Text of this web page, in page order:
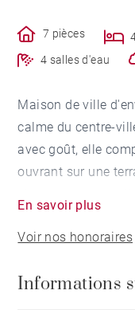
7 pièces
4 salles d'eau
Maison de ville
calme du centre-
avec goût, elle
ouvrant sur une
avec étage
salle de douche.
En savoir plus
Voir nos honoraires
Informations